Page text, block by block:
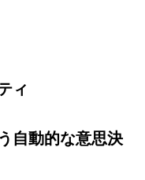
ィ
自動的な意思決